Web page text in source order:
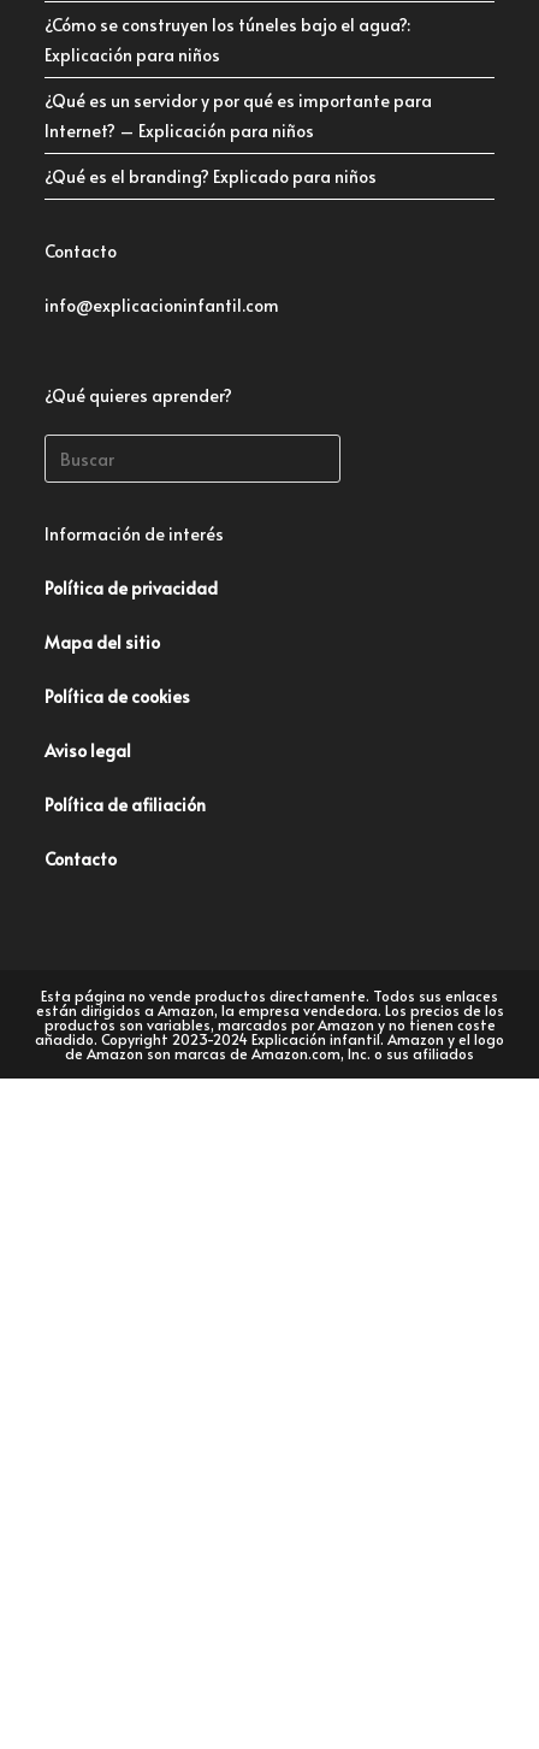
¿Cómo se construyen los túneles bajo el agua?:
Explicación para niños
¿Qué es un servidor y por qué es importante para
Internet? – Explicación para niños
¿Qué es el branding? Explicado para niños
Contacto
info@explicacioninfantil.com
¿Qué quieres aprender?
Información de interés
Política de privacidad
Mapa del sitio
Política de cookies
Aviso legal
Política de afiliación
Contacto
Esta página no vende productos directamente. Todos sus enlaces
están dirigidos a Amazon, la empresa vendedora. Los precios de los
productos son variables, marcados por Amazon y no tienen coste
añadido. Copyright 2023-2024 Explicación infantil. Amazon y el logo
de Amazon son marcas de Amazon.com, Inc. o sus afiliados